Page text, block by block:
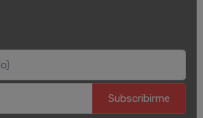
Subscribirme